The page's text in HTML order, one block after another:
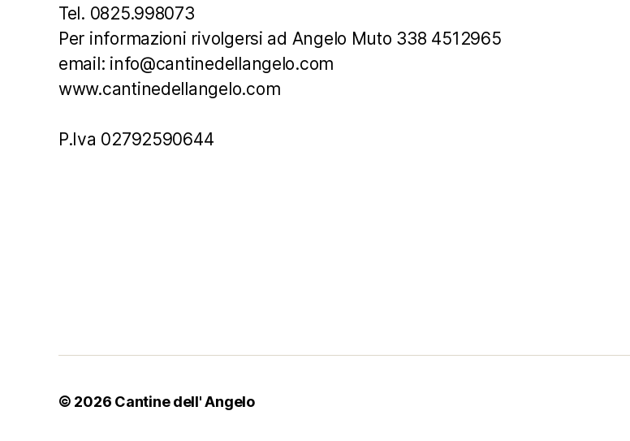
Tel. 0825.998073
Per informazioni rivolgersi ad Angelo Muto 338 4512965
email: info@cantinedellangelo.com
www.cantinedellangelo.com
P.Iva 02792590644
© 2026 Cantine dell' Angelo